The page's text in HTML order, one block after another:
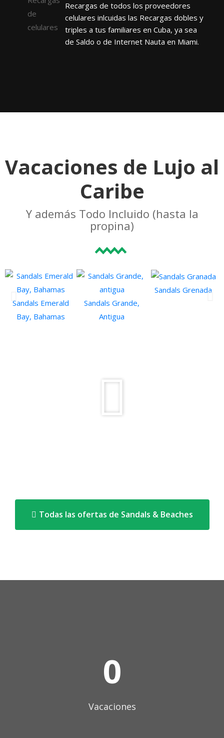
Recargas de todos los proveedores
celulares inlcuidas las Recargas dobles y
triples a tus familiares en Cuba, ya sea
de Saldo o de Internet Nauta en Miami.
Vacaciones de Lujo al
Caribe
Y además Todo Incluido (hasta la
propina)
Sandals Emerald
Bay, Bahamas
Sandals Grande,
Antigua
Sandals Grenada
Todas las ofertas de Sandals & Beaches
0
Vacaciones